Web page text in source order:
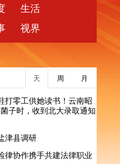
生活
视界
月
周
天
打零工供她读书！云南昭
子时，收到北大录取通知
津县调研
律协作携手共建法律职业